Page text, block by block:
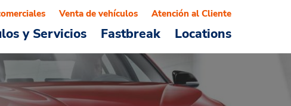
y Servicios Fastbreak Locations
Venta de vehículos Atención al Cliente